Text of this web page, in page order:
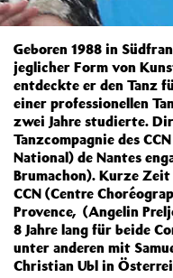
Geboren 1988 in
jeglicher Form von
entdeckte er den Tanz
einer professionellen
zwei Jahre studierte.
Tanzcompagnie des
National) de Nantes
Brumachon). Kurze
CCN (Centre
Provence, (Angelin
8 Jahre lang für beide
unter anderen mit
Christian Ubl in